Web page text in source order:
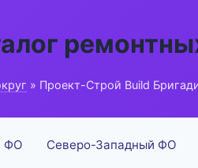
» Проект-Строй Build
ФО Северо-Западный ФО